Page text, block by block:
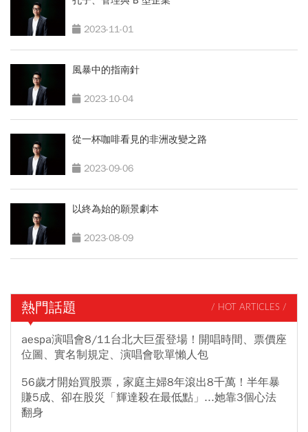
2023-11-01
風暴中的指南針
2023-10-04
從一杯咖啡看見的非洲改變之路
2023-09-06
以終為始的願景劇本
2023-08-09
熱門話題 / HOT ARTICLES /
aespa演唱會8/11台北大巨蛋登場！開唱時間、票價座
位圖、實名制規定、演唱會歌單懶人包
56歲才開始買股票，家庭主婦8年滾出8千萬！半年暴
賺5成、卻在股災「輝達殺在最低點」...她靠3個心法
翻身